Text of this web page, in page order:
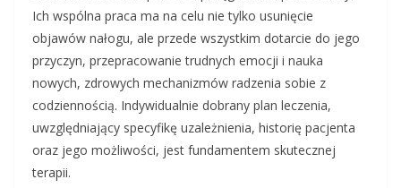
Ich wspólna praca ma na celu nie tylko usunięcie
objawów nałogu, ale przede wszystkim dotarcie do jego
przyczyn, przepracowanie trudnych emocji i nauka
nowych, zdrowych mechanizmów radzenia sobie z
codziennością. Indywidualnie dobrany plan leczenia,
uwzględniający specyfikę uzależnienia, historię pacjenta
oraz jego możliwości, jest fundamentem skutecznej
terapii.